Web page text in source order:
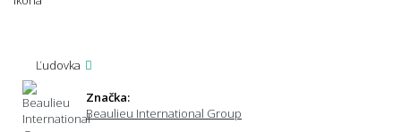
Ľudovka
Značka:
Beaulieu International Group